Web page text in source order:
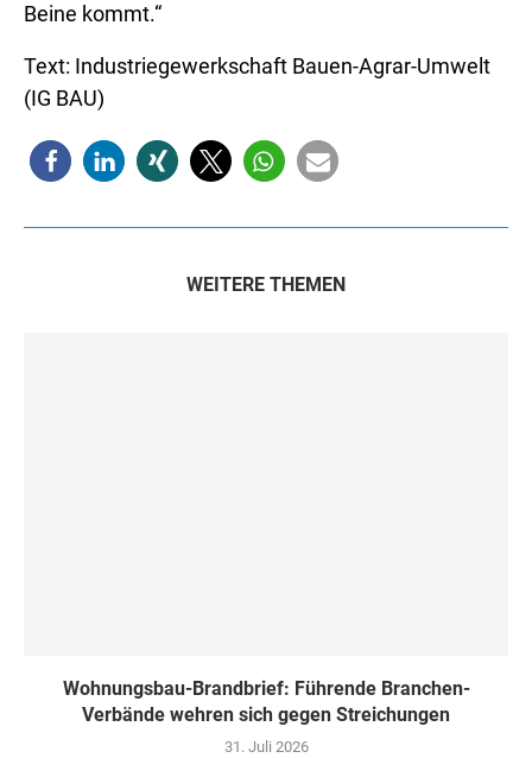
Beine kommt.“
Text: Industriegewerkschaft Bauen-Agrar-Umwelt
(IG BAU)
WEITERE THEMEN
Wohnungsbau-Brandbrief: Führende Branchen-
Verbände wehren sich gegen Streichungen
31. Juli 2026